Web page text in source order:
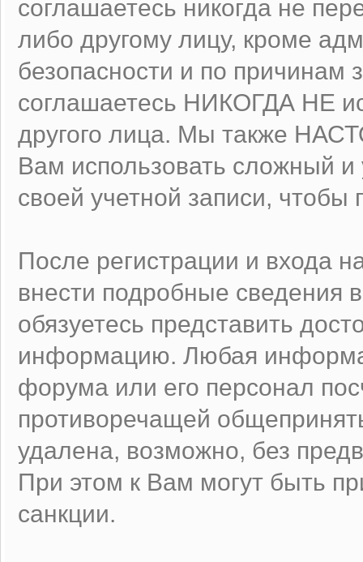
соглашаетесь никогда не
либо другому лицу, кроме
безопасности и по причинам
соглашаетесь НИКОГДА НЕ
другого лица. Мы также
Вам использовать сложный
своей учетной записи, чтобы
После регистрации и входа
внести подробные сведения
обязуетесь представить
информацию. Любая
форума или его персонал
противоречащей
удалена, возможно, без
При этом к Вам могут быть
санкции.